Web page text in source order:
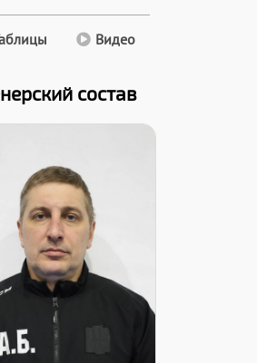
Видео
состав
Дата заявки:
22.01.2026